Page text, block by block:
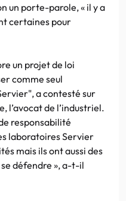
un porte-parole, « il y a
certaines pour
un projet de loi
comme seul
a contesté sur
l’avocat de l’industriel.
responsabilité
laboratoires Servier
mais ils ont aussi des
défendre », a-t-il